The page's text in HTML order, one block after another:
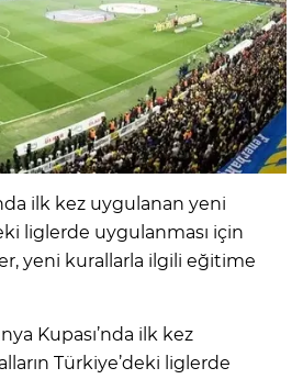
ilk kez uygulanan yeni
liglerde uygulanması için
yeni kurallarla ilgili eğitime
Kupası’nda ilk kez
Türkiye’deki liglerde